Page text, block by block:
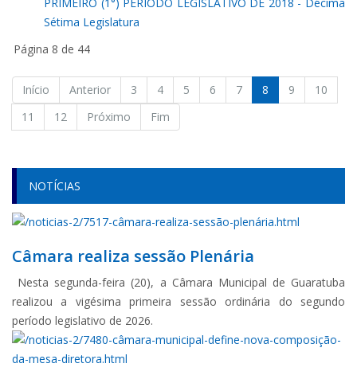
Sétima Legislatura
Página 8 de 44
Início Anterior 3 4 5 6 7 8 9
10
11
12 Próximo Fim
NOTÍCIAS
Câmara realiza sessão Plenária
Nesta segunda-feira (20), a Câmara Municipal de Guaratuba
realizou a vigésima primeira sessão ordinária do segundo
período legislativo de 2026.